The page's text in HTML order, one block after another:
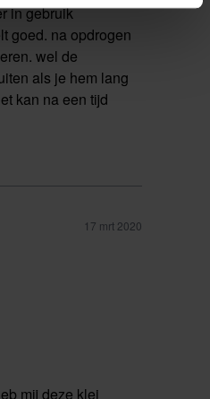
in gebruik
goed. na opdrogen
wel de
als je hem lang
kan na een tijd
17 mrt 2020
mij deze klei